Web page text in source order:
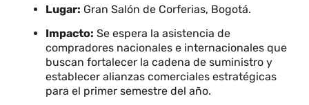
Lugar: Gran Salón de Corferias, Bogotá.
Impacto: Se espera la asistencia de
compradores nacionales e internacionales que
buscan fortalecer la cadena de suministro y
establecer alianzas comerciales estratégicas
para el primer semestre del año.